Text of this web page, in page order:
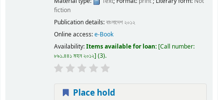
fiction
Publication details:বাংলাদেশ ২০১২
Online access:e-Book
Availability:Items available for loan: Call number:
৮৯১.৪৪১ মহন ২০১২ (3).
Place hold